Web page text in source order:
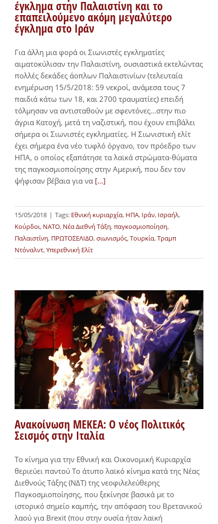
έγκλημα στην Παλαιστίνη και το
επαπειλούμενο ακόμη μεγαλύτερο
έγκλημα στο Ιράν
Για άλλη μια φορά οι Σιωνιστές εγκληματίες
αιματοκύλισαν την Παλαιστίνη, ουσιαστικά εκτελώντας
πολλές δεκάδες άοπλων Παλαιστινίων (τελευταία
ενημέρωση 15/5/2018: 59 νεκροί, ανάμεσα τους 7
παιδιά κάτω των 18, και 2700 τραυματίες) επειδή
τόλμησαν να αντισταθούν με σφεντόνες…στην πιο
άγρια Kατοχή, μετά τη ναζιστική, που έχουν επιβάλει
σήμερα οι Σιωνιστές εγκληματίες. Η Σιωνιστική ελίτ
έχει σήμερα ένα νέο τυφλό όργανο, τον πρόεδρο των
ΗΠΑ, ο οποίος εξαπάτησε τα λαϊκά στρώματα-θύματα
της παγκοσμιοποίησης στην Αμερική, που δεν τον
ψήφισαν βέβαια για να [...]
15/05/2018 | Tags: Εθνική κυριαρχία, ΗΠΑ, Ιράν, Ισραήλ,
Κούρδοι, ΝΑΤΟ, Νέα Διεθνή Τάξη,παγκοσμιοποίηση,
Παλαιστίνη, ΠΡΩΤΟΣΕΛΙΔΟ,σιωνισμός,Τουρκία,Τραμπ
Ντόναλντ,Υπερεθνική Ελίτ
Ανακοίνωση ΜΕΚΕΑ: Ο νέος Πολιτικός
Σεισμός στην Ιταλία
To κίνημα για την Εθνική και Οικονομική Κυριαρχία
θεριεύει παντού Το άτυπο λαϊκό κίνημα κατά της Νέας
Διεθνούς Τάξης (ΝΔΤ) της νεοφιλελεύθερης
Παγκοσμιοποίησης, που ξεκίνησε βασικά με το
ιστορικό σημείο καμπής, την απόφαση του Βρετανικού
λαού για Brexit (που στην ουσία ήταν λαϊκή